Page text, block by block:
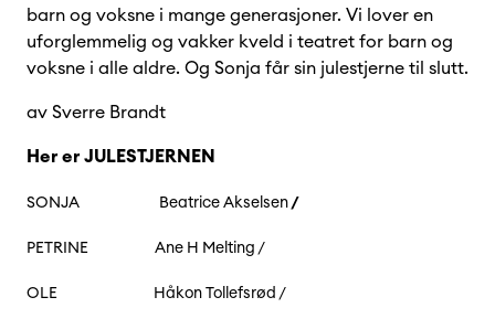
barn og voksne i mange generasjoner. Vi lover en
uforglemmelig og vakker kveld i teatret for barn og
voksne i alle aldre. Og Sonja får sin julestjerne til slutt.
av Sverre Brandt
Her er JULESTJERNEN
SONJA Beatrice Akselsen /
PETRINE Ane H Melting /
OLE Håkon Tollefsrød /